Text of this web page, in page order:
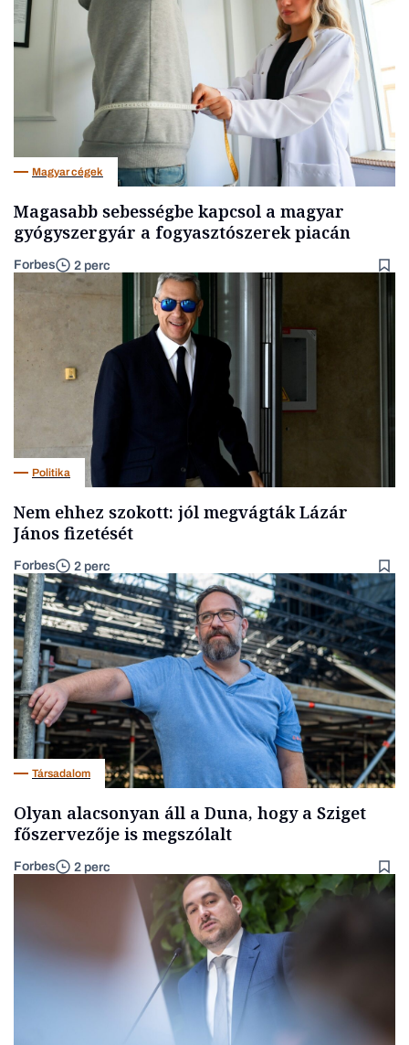
Magyar cégek
Magasabb sebességbe kapcsol a magyar
gyógyszergyár a fogyasztószerek piacán
Forbes 2 perc
Politika
Nem ehhez szokott: jól megvágták Lázár
János fizetését
Forbes 2 perc
Társadalom
Olyan alacsonyan áll a Duna, hogy a Sziget
főszervezője is megszólalt
Forbes 2 perc